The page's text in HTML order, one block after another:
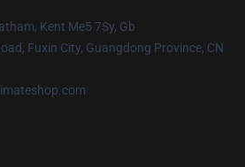
Kent Me5 7Sy, Gb
Fuxin City, Guangdong Province, CN